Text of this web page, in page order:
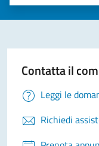
Contatta il
Leggi le
Richiedi